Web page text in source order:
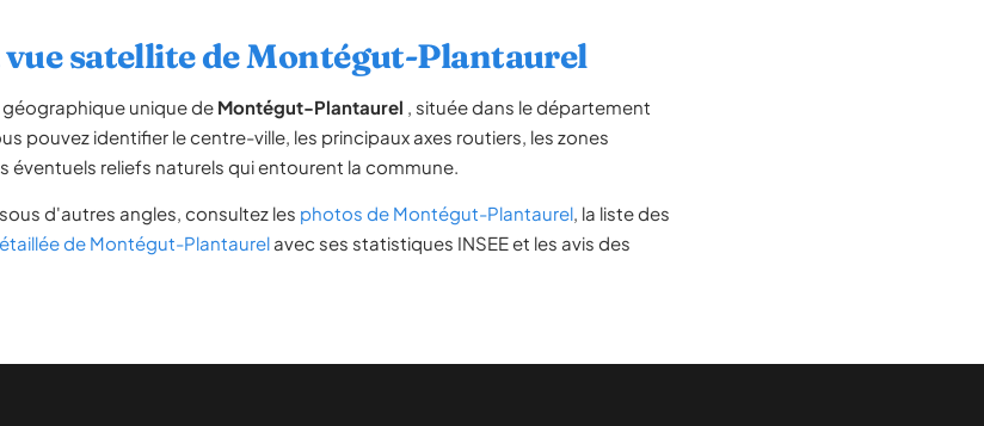
vue satellite de Montégut-Plantaurel
unique de Montégut-Plantaurel , située dans le département
pouvez identifier le centre-ville, les principaux axes routiers, les zones
éventuels reliefs naturels qui entourent la commune.
sous d'autres angles, consultez les photos de Montégut-Plantaurel, la liste des
de Montégut-Plantaurel avec ses statistiques INSEE et les avis des